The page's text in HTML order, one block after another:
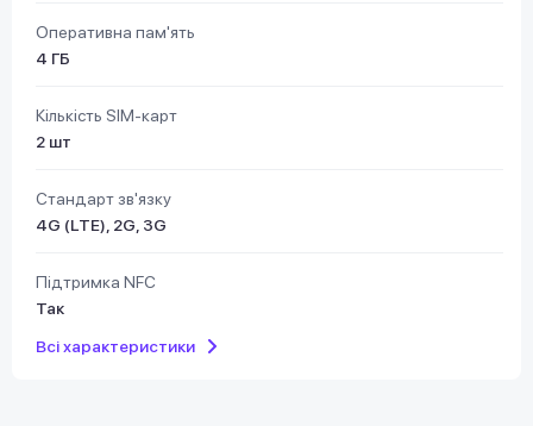
Оперативна пам'ять
4 ГБ
Кількість SIM-карт
2 шт
Стандарт зв'язку
4G (LTE), 2G, 3G
Підтримка NFC
Так
Всі характеристики